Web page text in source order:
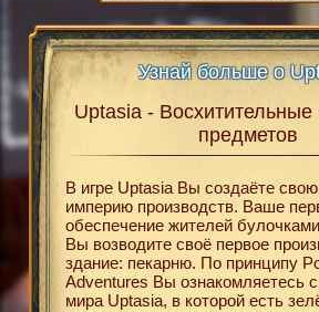
Узнай больше о
Uptasia -
предметов
В игре Uptasia Вы создаёте
империю производств. Ваше
обеспечение жителей
Вы возводите своё первое
здание: пекарню. По принципу
Adventures Вы ознакомляетесь
мира Uptasia, в которой есть